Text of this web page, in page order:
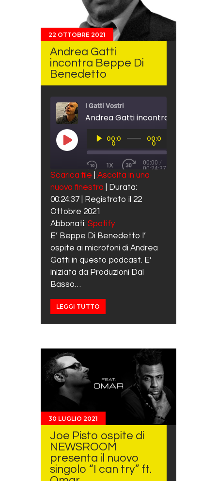
22 OTTOBRE 2021
Andrea Gatti
incontra Beppe Di
Benedetto
I Gatti Vostri
Andrea Gatti incontra Beppe Di
PLAY EPISODE
Player00:0
0
00:0
0
REWIND 10 SECONDS
1X
FAST FORWARD 30
00:00 /
00:24:37
SUBSCRIBE SHARE
Spotify
RSS FEED
SHARE
LINK
EMBED
Scarica file
Ascolta in una
nuova finestra
Durata:
00:24:37
Registrato il 22
Ottobre 2021
Abbonati: Spotify
E’ Beppe Di Benedetto l’
ospite ai microfoni di Andrea
Gatti in questo podcast. E’
iniziata da Produzioni Dal
Basso…
LEGGI TUTTO
30 LUGLIO 2021
Joe Pisto ospite di
NEWSROOM
presenta il nuovo
singolo “I can try” ft.